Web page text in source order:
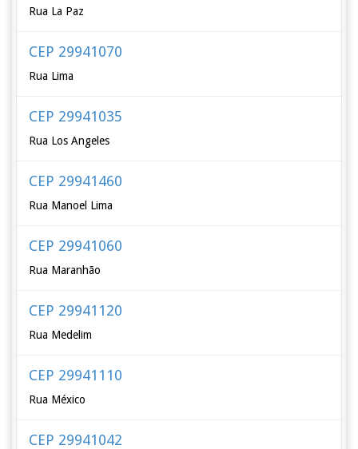
Rua La Paz
CEP 29941070
Rua Lima
CEP 29941035
Rua Los Angeles
CEP 29941460
Rua Manoel Lima
CEP 29941060
Rua Maranhão
CEP 29941120
Rua Medelim
CEP 29941110
Rua México
CEP 29941042